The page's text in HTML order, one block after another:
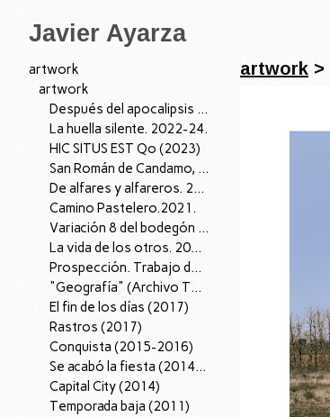
Javier Ayarza
artwork
artwork
Después del apocalipsis I, 2026.
La huella silente. 2022-24.
HIC SITUS EST Qo (2023)
San Román de Candamo, 04/07/22. 2022
De alfares y alfareros. 2021.
Camino Pastelero.2021.
Variación 8 del bodegón con cardo y zanahorias de fray Juan Sánchez Cotán. 2021.
La vida de los otros. 2019.
Prospección. Trabajo de Campo (2018-2019)
"Geografía" (Archivo Territorio); 2016-18.
El fin de los días (2017)
Rastros (2017)
Conquista (2015-2016)
Se acabó la fiesta (2014-15)
Capital City (2014)
Temporada baja (2011)
artwork >